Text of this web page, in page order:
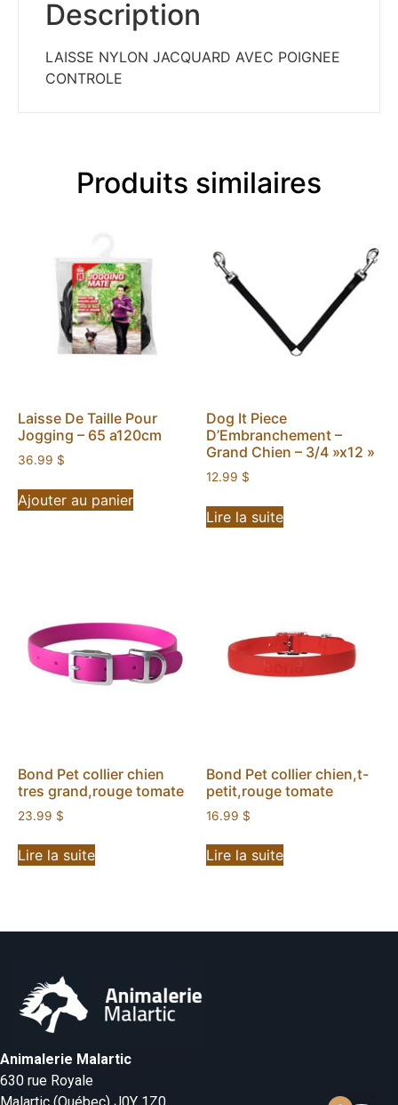
Description
LAISSE NYLON JACQUARD AVEC POIGNEE
CONTROLE
Produits similaires
Laisse De Taille Pour
Jogging – 65 a120cm
36.99 $
Ajouter au panier
Dog It Piece
D’Embranchement –
Grand Chien – 3/4 »x12 »
12.99 $
Lire la suite
Bond Pet collier chien
tres grand,rouge tomate
23.99 $
Lire la suite
Bond Pet collier chien,t-
petit,rouge tomate
16.99 $
Lire la suite
Animalerie Malartic
630 rue Royale